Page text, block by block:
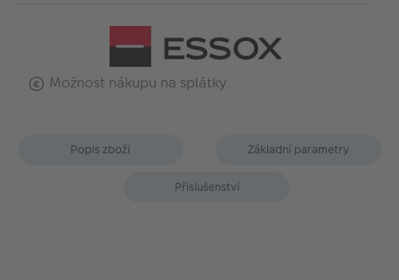
Možnost nákupu na splátky
Popis zboží Základní parametry
Příslušenství